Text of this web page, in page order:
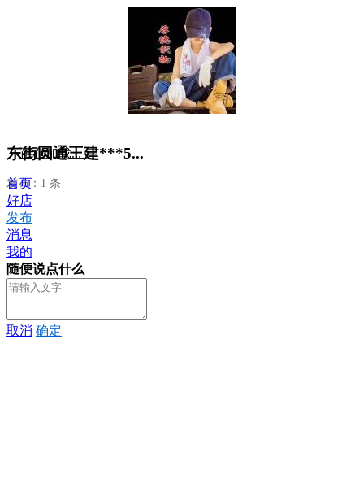
东街圆通王建***5...
发布：1 条
正在加载...
首页
好店
发布
消息
我的
随便说点什么
取消 确定